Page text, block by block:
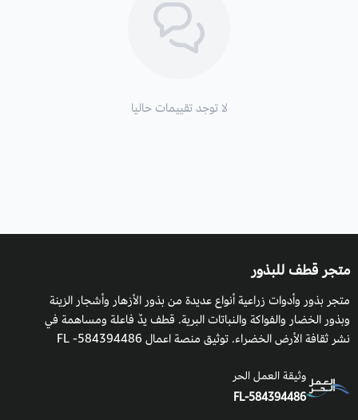
جهاز المناعة وقديما كان يستخدم في الوقاية من امراض السرطان ، و
يعمل على خفض نسبة الكوليسترول في الدم، ويساعد على الهضم
لا توجد تقييمات حاليا
متجر قطف للبذور
متجر بذور وأدوات زراعية أنواع عديدة من بذور الأزهار وأشجار الزينة
وبذور الخضار والفواكة والنباتات البرية. قطف يدٌ فاعلة ومساهمة في
نشر ثقافة الأرض الخضراء. توثيق منصة اعمال 584394486- FL
وثيقة العمل الحر
FL-584394486